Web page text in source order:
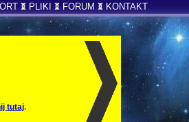
PLIKI FORUM KONTAKT
tutaj.